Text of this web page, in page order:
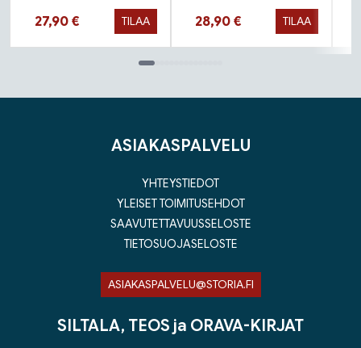
Hinta nyt
27,90 € TILAA Hinta nyt
28,90 € TILAA
ASIAKASPALVELU
YHTEYSTIEDOT
YLEISET TOIMITUSEHDOT
SAAVUTETTAVUUSSELOSTE
TIETOSUOJASELOSTE
ASIAKASPALVELU@STORIA.FI
SILTALA, TEOS ja ORAVA-KIRJAT